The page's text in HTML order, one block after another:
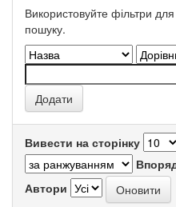
Використовуйте фільтри
пошуку.
Вивести на сторінку
Автори